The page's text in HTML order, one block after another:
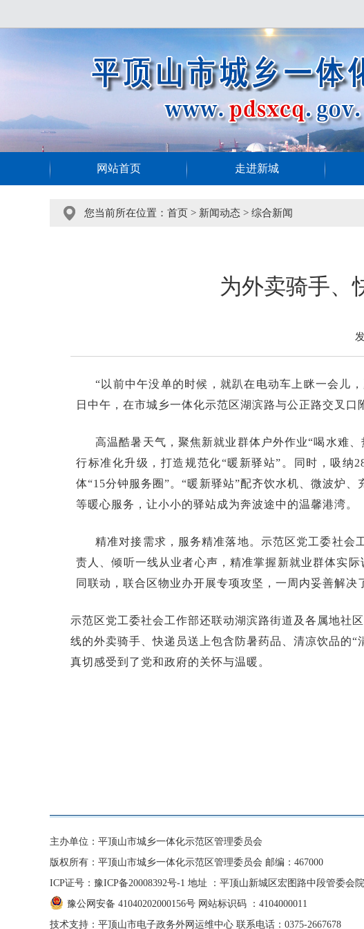
网站首页 走进新城
您当前所在位置： 首页 > 新闻动态 > 综合新闻
为外卖骑手、
“以前中午没单的时候，就趴在电动车上眯一会儿
日中午，在市城乡一体化示范区湖滨路与公正路交叉口
高温酷暑天气，聚焦新就业群体户外作业“喝水难
行标准化升级，打造规范化“暖新驿站”。同时，吸纳
体“15分钟服务圈”。“暖新驿站”配齐饮水机、微波炉
等暖心服务，让小小的驿站成为奔波途中的温馨港湾。
精准对接需求，服务精准落地。示范区党工委社会
责人、倾听一线从业者心声，精准掌握新就业群体实
同联动，联合区物业办开展专项攻坚，一周内妥善解决
示范区党工委社会工作部还联动湖滨路街道及各属地社
线的外卖骑手、快递员送上包含防暑药品、清凉饮品的
真切感受到了党和政府的关怀与温暖。
主办单位：平顶山市城乡一体化示范区管理委员会
版权所有：平顶山市城乡一体化示范区管理委员会 邮编：467000
ICP证号：豫ICP备20008392号-1 地址 ：平顶山新城区宏图路中段管委会
豫公网安备 41040202000156号 网站标识码 ：4104000011
技术支持：平顶山市电子政务外网运维中心 联系电话：0375-2667678